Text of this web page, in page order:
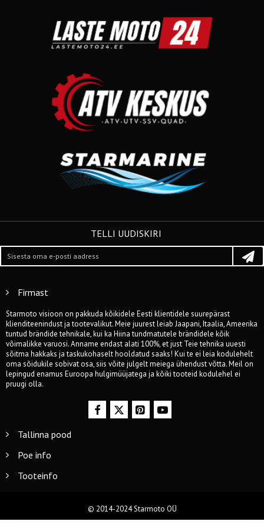
TELLI UUDISKIRI
Firmast
Starmoto visioon on pakkuda kõikidele Eesti klientidele suurepärast
klienditeenindust ja tootevalikut. Meie juurest leiab Jaapani, Itaalia, Ameerika
tuntud brändide tehnikale, kui ka Hiina tundmatutele brändidele kõik
võimalikke varuosi. Anname endast alati 100%, et just Teie tehnika uuesti
sõitma hakkaks ja taskukohaselt hooldatud saaks! Kui te ei leia kodulehelt
oma sõidukile sobivat osa, siis võite julgelt meiega ühendust võtta. Meil on
lepingud enamus Euroopa hulgimüüjatega ja kõiki tooteid kodulehel ei
pruugi olla.
Tallinna pood
Poe info
Tooteinfo
© 2014-2024 Starmoto OÜ